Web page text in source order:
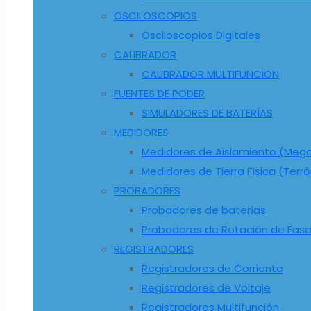
OSCILOSCOPIOS
Osciloscopios Digitales
CALIBRADOR
CALIBRADOR MULTIFUNCIÓN
FUENTES DE PODER
SIMULADORES DE BATERÍAS
MEDIDORES
Medidores de Aislamiento
Medidores de Tierra Física
PROBADORES
Probadores de baterías
Probadores de Rotación de Fase
REGISTRADORES
Registradores de Corriente
Registradores de Voltaje
Registradores Multifunción